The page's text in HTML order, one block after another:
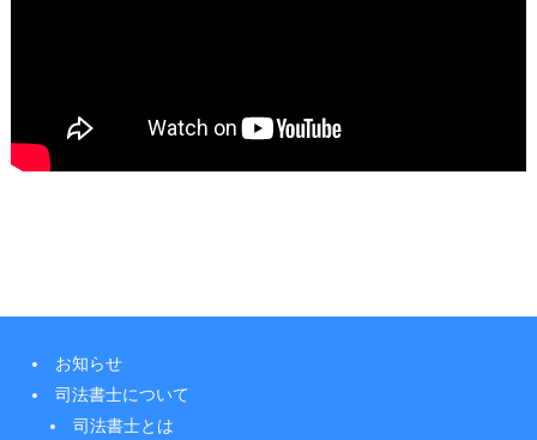
お知らせ
司法書士について
司法書士とは